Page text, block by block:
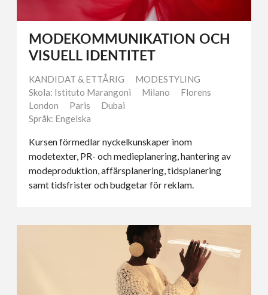
MODEKOMMUNIKATION OCH
VISUELL IDENTITET
KANDIDAT & ETTÅRIG
MODESTYLING
Skola: Istituto Marangoni
Milano
Florens
London
Paris
Dubai
Språk: Engelska
Kursen förmedlar nyckelkunskaper inom
modetexter, PR- och medieplanering, hantering av
modeproduktion, affärsplanering, tidsplanering
samt tidsfrister och budgetar för reklam.